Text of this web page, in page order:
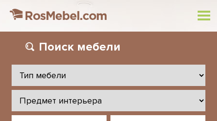
Поиск мебели